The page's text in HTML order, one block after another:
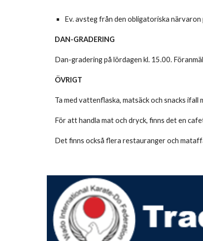
Ev. avsteg från den obligatoriska närvaron
DAN-GRADERING
Dan-gradering på lördagen kl. 15.00.
ÖVRIGT
Ta med vattenflaska, matsäck och snacks
För att handla mat och dryck, finns det en
Det finns också flera restauranger och